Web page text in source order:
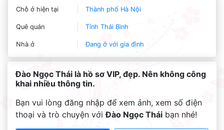
Chỗ ở hiện tại Thành phố Hà Nội
Quê quán Tỉnh Thái Bình
Nhà ở Đang ở với gia đình
Đào Ngọc Thái là hồ sơ VIP, đẹp. Nên không công
khai nhiều thông tin.
Bạn vui lòng đăng nhập để xem ảnh, xem số điện
thoại và trò chuyện vớiĐào Ngọc Thái bạn nhé!